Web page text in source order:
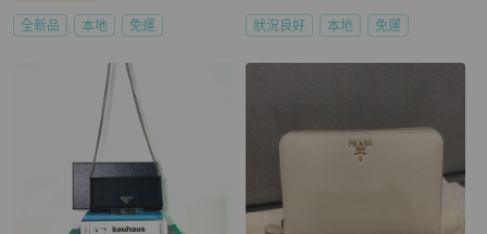
全新品 本地 免運 狀況良好 本地 免運